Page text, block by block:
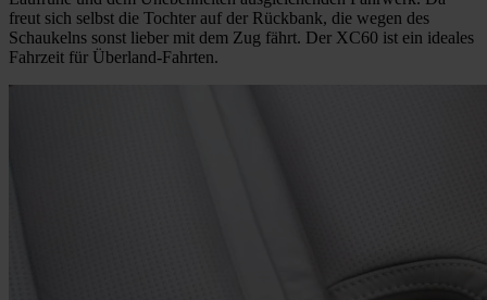
freut sich selbst die Tochter auf der Rückbank, die wegen des
Schaukelns sonst lieber mit dem Zug fährt. Der XC60 ist ein ideales
Fahrzeit für Überland-Fahrten.